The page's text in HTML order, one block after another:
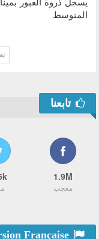
يسجل ذروة العبور
المتوسط
تابعنا
1.9M
معجب